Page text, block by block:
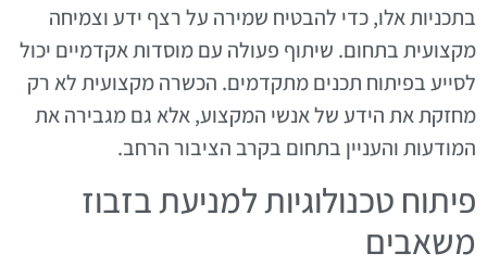
בתכניות אלו, כדי להבטיח שמירה על רצף ידע וצמיחה
מקצועית בתחום. שיתוף פעולה עם מוסדות אקדמיים יכול
לסייע בפיתוח תכנים מתקדמים. הכשרה מקצועית לא רק
מחזקת את הידע של אנשי המקצוע, אלא גם מגבירה את
המודעות והעניין בתחום בקרב הציבור הרחב.
פיתוח טכנולוגיות למניעת בזבוז
משאבים